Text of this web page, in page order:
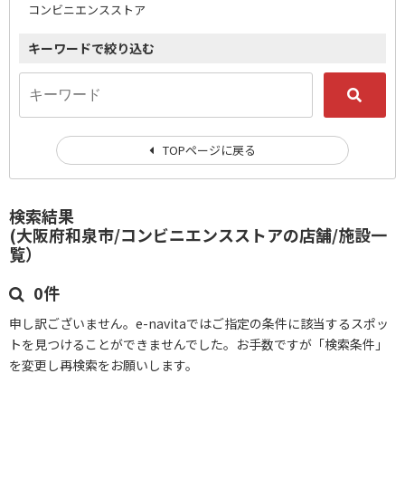
検索結果
(大阪府和泉市/コンビニエンスストアの店舗/施設一
覧）
0件
申し訳ございません。e-navitaではご指定の条件に該当するスポッ
トを見つけることができませんでした。お手数ですが「検索条件」
を変更し再検索をお願いします。
コンビニエンスストア
キーワードで絞り込む
TOPページに戻る